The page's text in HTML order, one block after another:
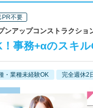
PR不要
ンアップコンストラクシ
！事務+αのスキ
・業種未経験OK 完全週休2